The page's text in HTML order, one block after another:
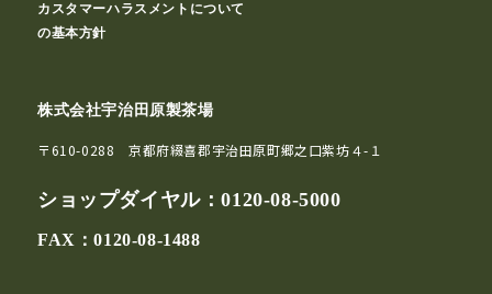
カスタマーハラスメントについて
の基本方針
株式会社宇治田原製茶場
〒610-0288 京都府綴喜郡宇治田原町郷之口紫坊４-１
ショップダイヤル：0120-08-5000
FAX：0120-08-1488